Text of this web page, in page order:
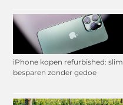
iPhone kopen refurbished: slim
besparen zonder gedoe